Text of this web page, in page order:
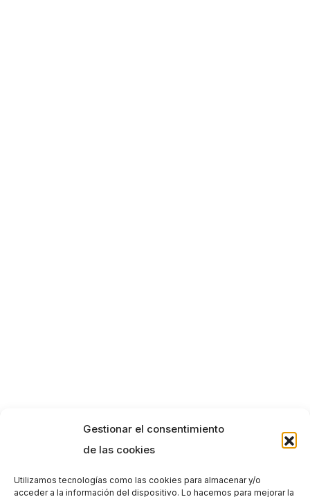
Gestionar el consentimiento
de las cookies
Utilizamos tecnologías como las cookies para almacenar y/o
acceder a la información del dispositivo. Lo hacemos para mejorar la